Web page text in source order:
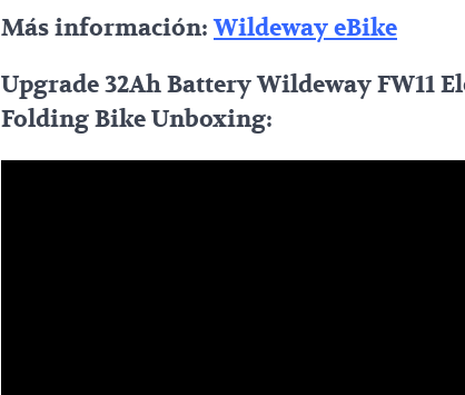
Más información:Wildeway eBike
Upgrade 32Ah Battery Wildeway FW11
Folding Bike Unboxing: